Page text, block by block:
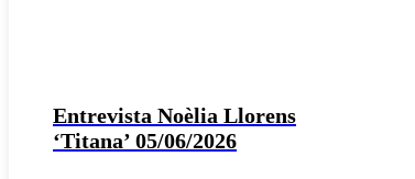
Entrevista Noèlia Llorens
‘Titana’ 05/06/2026